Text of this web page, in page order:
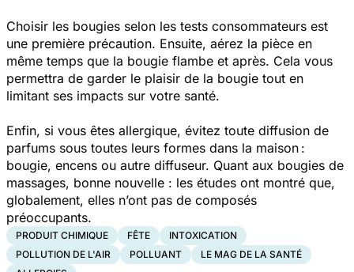
Choisir les bougies selon les tests consommateurs est
une première précaution. Ensuite, aérez la pièce en
même temps que la bougie flambe et après. Cela vous
permettra de garder le plaisir de la bougie tout en
limitant ses impacts sur votre santé.
Enfin, si vous êtes allergique, évitez toute diffusion de
parfums sous toutes leurs formes dans la maison :
bougie, encens ou autre diffuseur. Quant aux bougies de
massages, bonne nouvelle : les études ont montré que,
globalement, elles n’ont pas de composés
préoccupants.
PRODUIT CHIMIQUE FÊTE
INTOXICATION
POLLUTION DE L'AIR
POLLUANT
LE MAG DE LA SANTÉ